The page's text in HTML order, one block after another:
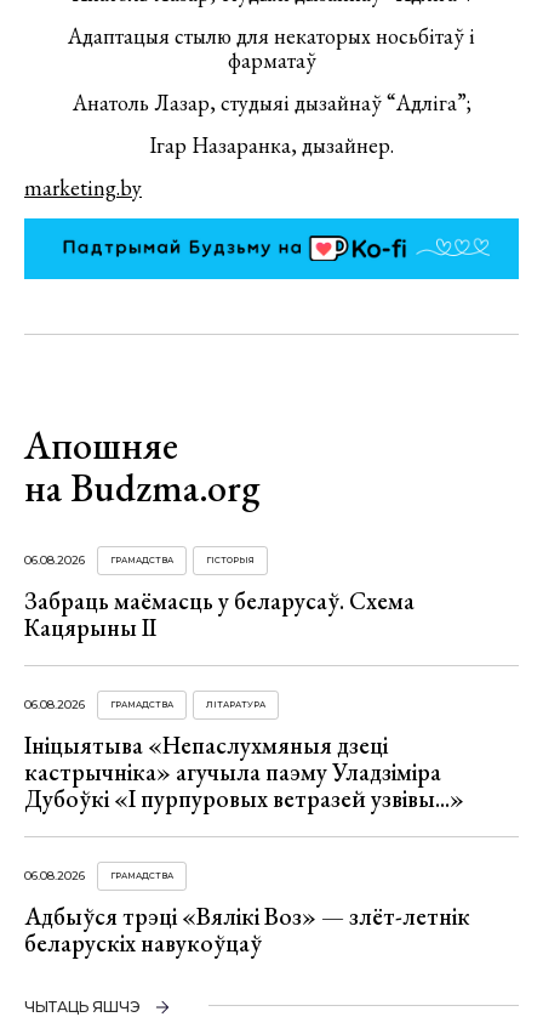
Адаптацыя стылю для некаторых носьбітаў і
фарматаў
Анатоль Лазар, студыяі дызайнаў “Адліга”;
Ігар Назаранка, дызайнер.
marketing.by
Апошняе
на Budzma.org
06.08.2026 ГРАМАДСТВА ГІСТОРЫЯ
Забраць маёмасць у беларусаў. Схема
Кацярыны ІІ
06.08.2026 ГРАМАДСТВА ЛІТАРАТУРА
Ініцыятыва «Непаслухмяныя дзеці
кастрычніка» агучыла паэму Уладзіміра
Дубоўкі «І пурпуровых ветразей узвівы...»
06.08.2026 ГРАМАДСТВА
Адбыўся трэці «Вялікі Воз» — злёт-летнік
беларускіх навукоўцаў
ЧЫТАЦЬ ЯШЧЭ